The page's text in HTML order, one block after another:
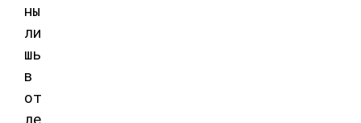
ны
ли
шь
в
от
де